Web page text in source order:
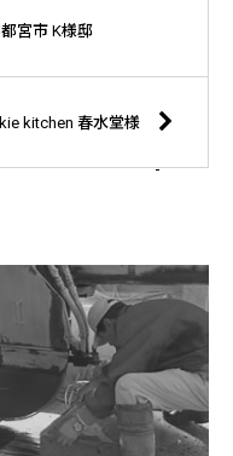
宮市 K様邸
kitchen 春水堂様